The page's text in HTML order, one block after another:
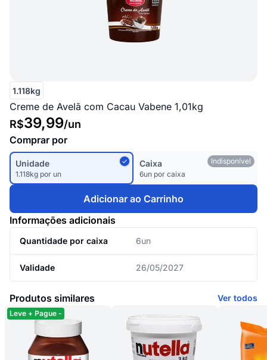
Informações adicionais
Quantidade por caixa 6un
Validade 26/05/2027
1.118kg
Creme de Avelã com Cacau Vabene 1,01kg
R$39,99/un
Comprar por
Unidade
1.118kg por un
Caixa
6un por caixa
Indisponível
Adicionar ao Carrinho
Produtos similares Ver todos
Leve + Pague -